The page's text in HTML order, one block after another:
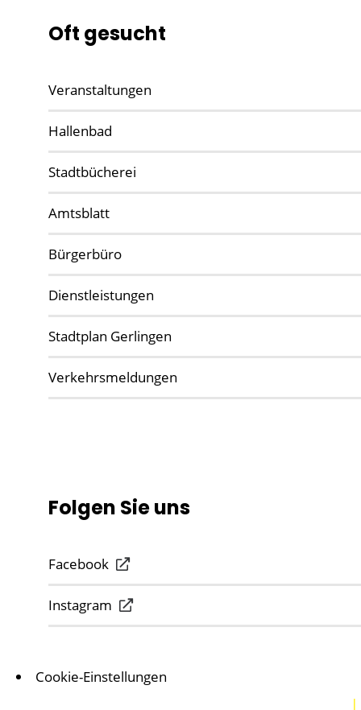
Oft gesucht
Veranstaltungen
Hallenbad
Stadtbücherei
Amtsblatt
Bürgerbüro
Dienstleistungen
Stadtplan Gerlingen
Verkehrsmeldungen
Folgen Sie uns
Facebook
Instagram
Cookie-Einstellungen